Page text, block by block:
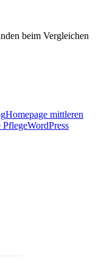
beim Vergleichen
Homepage mittleren
PflegeWordPress